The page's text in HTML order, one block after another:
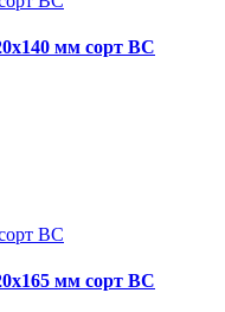
мм сорт BC
мм сорт ВС